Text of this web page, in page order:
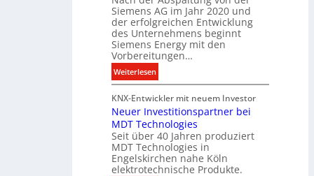
e
u
c
h
t
u
s
t
e
c
h
t
a
l
e
P
r
o
d
u
k
t
d
a
Siemens AG im Jahr 2020 und
der erfolgreichen Entwicklung
des Unternehmens beginnt
Siemens Energy mit den
Vorbereitungen…
Weiterlesen:
S
i
e
m
e
n
s
KNX-Entwickler mit neuem Investor
Neuer Investitionspartner bei
MDT Technologies
Seit über 40 Jahren produziert
MDT Technologies in
Engelskirchen nahe Köln
elektrotechnische Produkte.